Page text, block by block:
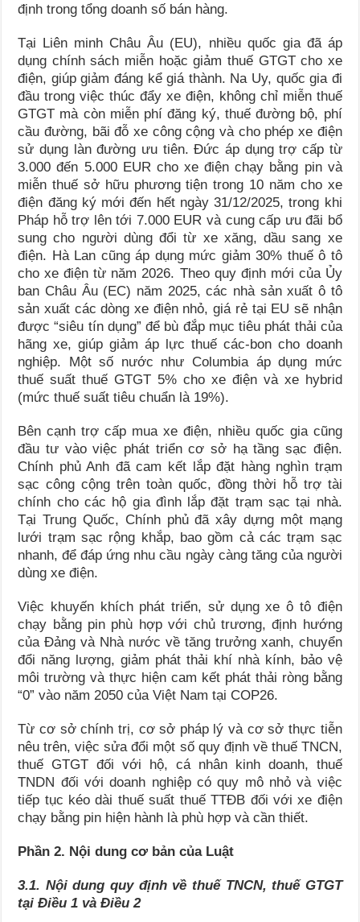
định trong tổng doanh số bán hàng.
Tại Liên minh Châu Âu (EU), nhiều quốc gia đã áp
dụng chính sách miễn hoặc giảm thuế GTGT cho xe
điện, giúp giảm đáng kể giá thành. Na Uy, quốc gia đi
đầu trong việc thúc đẩy xe điện, không chỉ miễn thuế
GTGT mà còn miễn phí đăng ký, thuế đường bộ, phí
cầu đường, bãi đỗ xe công cộng và cho phép xe điện
sử dụng làn đường ưu tiên. Đức áp dụng trợ cấp từ
3.000 đến 5.000 EUR cho xe điện chạy bằng pin và
miễn thuế sở hữu phương tiện trong 10 năm cho xe
điện đăng ký mới đến hết ngày 31/12/2025, trong khi
Pháp hỗ trợ lên tới 7.000 EUR và cung cấp ưu đãi bổ
sung cho người dùng đổi từ xe xăng, dầu sang xe
điện. Hà Lan cũng áp dụng mức giảm 30% thuế ô tô
cho xe điện từ năm 2026. Theo quy định mới của Ủy
ban Châu Âu (EC) năm 2025, các nhà sản xuất ô tô
sản xuất các dòng xe điện nhỏ, giá rẻ tại EU sẽ nhận
được “siêu tín dụng” để bù đắp mục tiêu phát thải của
hãng xe, giúp giảm áp lực thuế các-bon cho doanh
nghiệp. Một số nước như Columbia áp dụng mức
thuế suất thuế GTGT 5% cho xe điện và xe hybrid
(mức thuế suất tiêu chuẩn là 19%).
Bên cạnh trợ cấp mua xe điện, nhiều quốc gia cũng
đầu tư vào việc phát triển cơ sở hạ tầng sạc điện.
Chính phủ Anh đã cam kết lắp đặt hàng nghìn trạm
sạc công cộng trên toàn quốc, đồng thời hỗ trợ tài
chính cho các hộ gia đình lắp đặt trạm sạc tại nhà.
Tại Trung Quốc, Chính phủ đã xây dựng một mạng
lưới trạm sạc rộng khắp, bao gồm cả các trạm sạc
nhanh, để đáp ứng nhu cầu ngày càng tăng của người
dùng xe điện.
Việc khuyến khích phát triển, sử dụng xe ô tô điện
chạy bằng pin phù hợp với chủ trương, định hướng
của Đảng và Nhà nước về tăng trưởng xanh, chuyển
đổi năng lượng, giảm phát thải khí nhà kính, bảo vệ
môi trường và thực hiện cam kết phát thải ròng bằng
“0” vào năm 2050 của Việt Nam tại COP26.
Từ cơ sở chính trị, cơ sở pháp lý và cơ sở thực tiễn
nêu trên, việc sửa đổi một số quy định về thuế TNCN,
thuế GTGT đối với hộ, cá nhân kinh doanh, thuế
TNDN đối với doanh nghiệp có quy mô nhỏ và việc
tiếp tục kéo dài thuế suất thuế TTĐB đối với xe điện
chạy bằng pin hiện hành là phù hợp và cần thiết.
Phần 2. Nội dung cơ bản của Luật
3.1. Nội dung quy định về thuế TNCN, thuế GTGT
tại Điều 1 và Điều 2